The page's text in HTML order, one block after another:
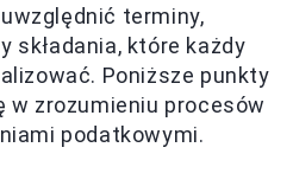
terminy,
składania, które każdy
Poniższe punkty
w zrozumieniu procesów
podatkowymi.